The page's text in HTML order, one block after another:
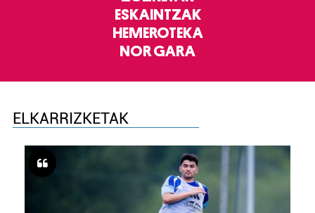
ESKAINTZAK
HEMEROTEKA
NOR GARA
ELKARRIZKETAK